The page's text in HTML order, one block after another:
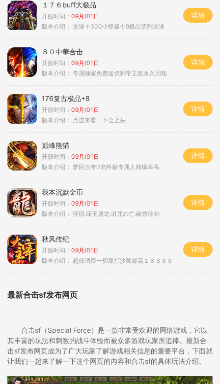
１７６buff大极品
开服时间： 09月/01日
版本介绍： 攻速十300小怪爆十9极品切割攻速
详情
８０中華合击
开服时间： 09月/01日
版本介绍： 专属独家免费送切割帝王篇永久回现
详情
176复古极品+8
开服时间： 09月/01日
版本介绍： 点进来看一下会上头
详情
巅峰熊猫
开服时间： 09月/01日
版本介绍： 梦回当年0充终极专属人帅爆率高
详情
我本沉默金币
开服时间： 09月/01日
版本介绍： 怀旧.绿玉屠龙.诅咒の亡.破馆珍剑
详情
秋风传纪
开服时间： 09月/01日
版本介绍： 超低消费一切靠打沙奖最高１８８８８
详情
最新合击sf发布网页
合击sf（Special Force）是一款非常受欢迎的网络游戏，它以
其丰富的玩法和刺激的战斗体验而被众多游戏玩家所追捧。最新合
击sf发布网页成为了广大玩家了解游戏相关信息的重要平台，下面就
让我们一起来了解一下这个网页的内容和合击sf的具体玩法介绍。